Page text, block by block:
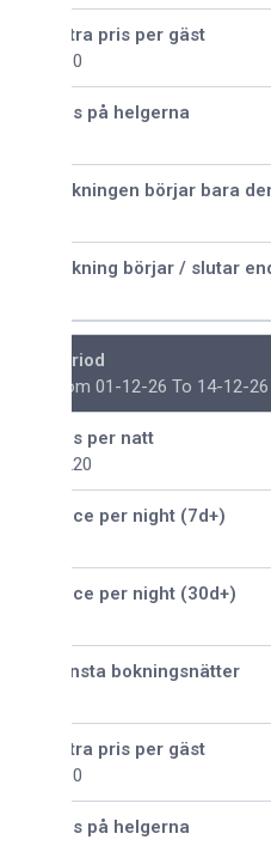
pris per gäst
på helgerna
börjar bara den
börjar / slutar endast den
01-12-26 To 14-12-26
per natt
per night (7d+)
per night (30d+)
bokningsnätter
pris per gäst
på helgerna